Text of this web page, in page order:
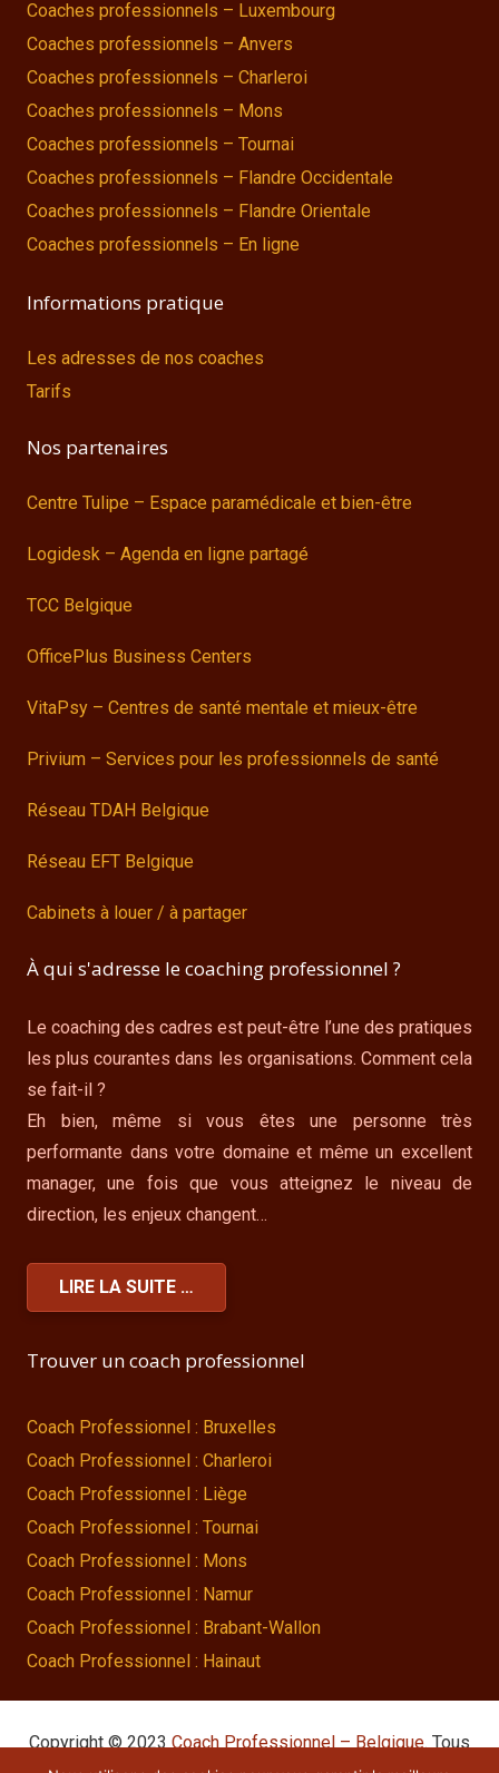
Coaches professionnels – Luxembourg
Coaches professionnels – Anvers
Coaches professionnels – Charleroi
Coaches professionnels – Mons
Coaches professionnels – Tournai
Coaches professionnels – Flandre Occidentale
Coaches professionnels – Flandre Orientale
Coaches professionnels – En ligne
Informations pratique
Les adresses de nos coaches
Tarifs
Nos partenaires
Centre Tulipe – Espace paramédicale et bien-être
Logidesk – Agenda en ligne partagé
TCC Belgique
OfficePlus Business Centers
VitaPsy – Centres de santé mentale et mieux-être
Privium – Services pour les professionnels de santé
Réseau TDAH Belgique
Réseau EFT Belgique
Cabinets à louer / à partager
À qui s'adresse le coaching professionnel ?
Le coaching des cadres est peut-être l’une des pratiques
les plus courantes dans les organisations. Comment cela
se fait-il ?
Eh bien, même si vous êtes une personne très
performante dans votre domaine et même un excellent
manager, une fois que vous atteignez le niveau de
direction, les enjeux changent…
LIRE LA SUITE …
Trouver un coach professionnel
Coach Professionnel : Bruxelles
Coach Professionnel : Charleroi
Coach Professionnel : Liège
Coach Professionnel : Tournai
Coach Professionnel : Mons
Coach Professionnel : Namur
Coach Professionnel : Brabant-Wallon
Coach Professionnel : Hainaut
Copyright © 2023Coach Professionnel – Belgique. Tous